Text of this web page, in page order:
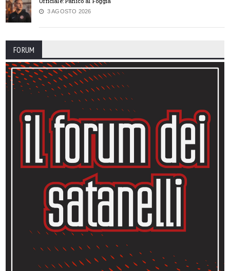
3 AGOSTO 2026
FORUM